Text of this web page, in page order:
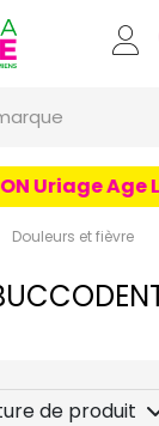
Pharmaforce
Uriage Age
Douleurs et fièvre
de produit